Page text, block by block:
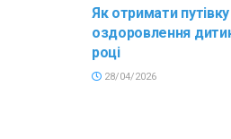
Як отримати
оздоровлення
році
28/04/2026